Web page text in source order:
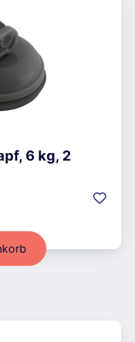
6 kg, 2